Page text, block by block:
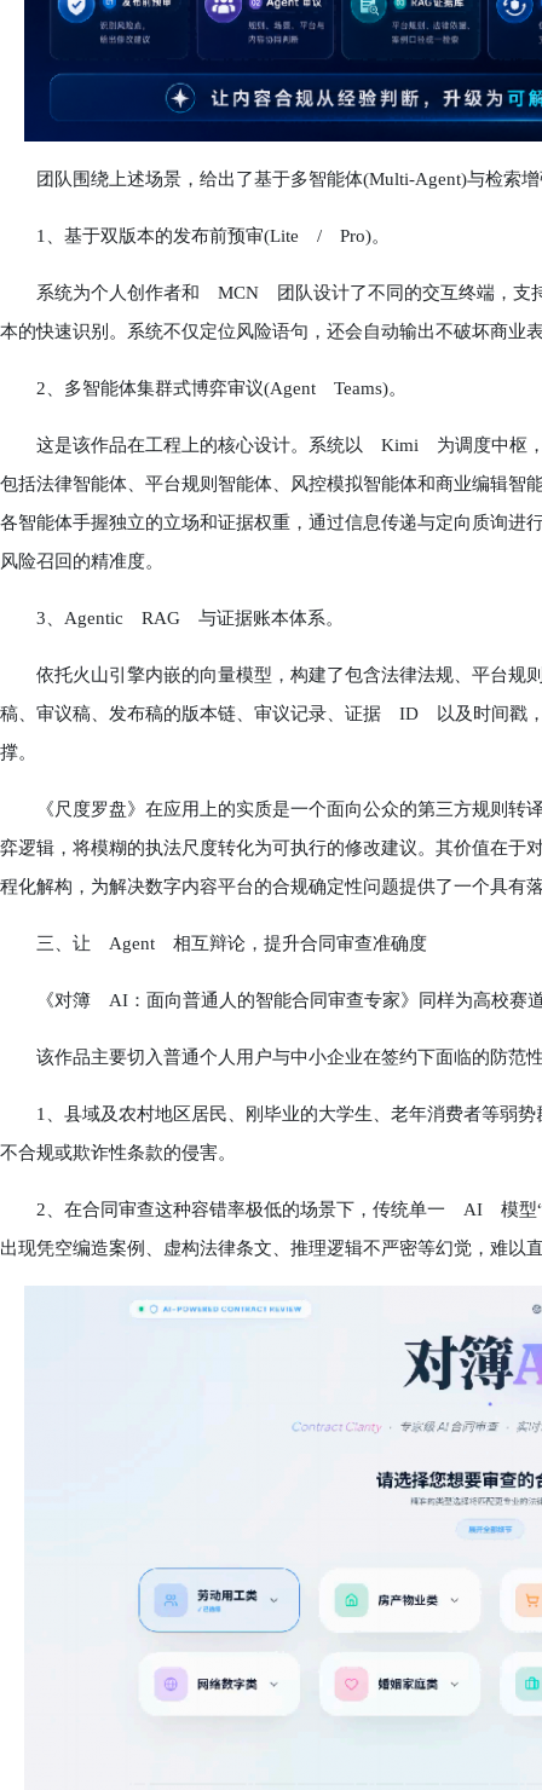
团队围绕上述场景，给出了基于多智能体(Multi-Agent)与检索增
1、基于双版本的发布前预审(Lite / Pro)。
系统为个人创作者和 MCN 团队设计了不同的交互终端，支
本的快速识别。系统不仅定位风险语句，还会自动输出不破坏商业
2、多智能体集群式博弈审议(Agent Teams)。
这是该作品在工程上的核心设计。系统以 Kimi 为调度中枢，
包括法律智能体、平台规则智能体、风控模拟智能体和商业编
各智能体手握独立的立场和证据权重，通过信息传递与定向质询进
风险召回的精准度。
3、Agentic RAG 与证据账本体系。
依托火山引擎内嵌的向量模型，构建了包含法律法规、平台规
稿、审议稿、发布稿的版本链、审议记录、证据 ID 以及时间戳
撑。
《尺度罗盘》在应用上的实质是一个面向公众的第三方规则转
弈逻辑，将模糊的执法尺度转化为可执行的修改建议。其价值在于
程化解构，为解决数字内容平台的合规确定性问题提供了一个具有
三、让 Agent 相互辩论，提升合同审查准确度
《对簿 AI：面向普通人的智能合同审查专家》同样为高校赛道
该作品主要切入普通个人用户与中小企业在签约下面临的防范
1、县域及农村地区居民、刚毕业的大学生、老年消费者等弱势
不合规或欺诈性条款的侵害。
2、在合同审查这种容错率极低的场景下，传统单一 AI 模型“
出现凭空编造案例、虚构法律条文、推理逻辑不严密等幻觉，难以